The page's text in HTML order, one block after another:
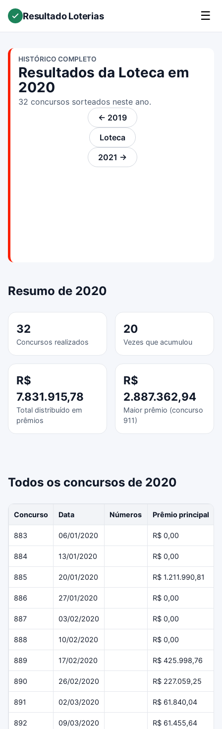
Resultado Loterias ☰
HISTÓRICO COMPLETO
Resultados da Loteca em
2020
32 concursos sorteados neste ano.
← 2019
Loteca
2021 →
Resumo de 2020
32
Concursos realizados
20
Vezes que acumulou
R$
7.831.915,78
Total distribuído em
prêmios
R$
2.887.362,94
Maior prêmio (concurso
911)
Todos os concursos de 2020
Concurso Data Números Prêmio principal
883 06/01/2020 R$ 0,00
884 13/01/2020 R$ 0,00
885 20/01/2020 R$ 1.211.990,81
886 27/01/2020 R$ 0,00
887 03/02/2020 R$ 0,00
888 10/02/2020 R$ 0,00
889 17/02/2020 R$ 425.998,76
890 26/02/2020 R$ 227.059,25
891 02/03/2020 R$ 61.840,04
892 09/03/2020 R$ 61.455,64